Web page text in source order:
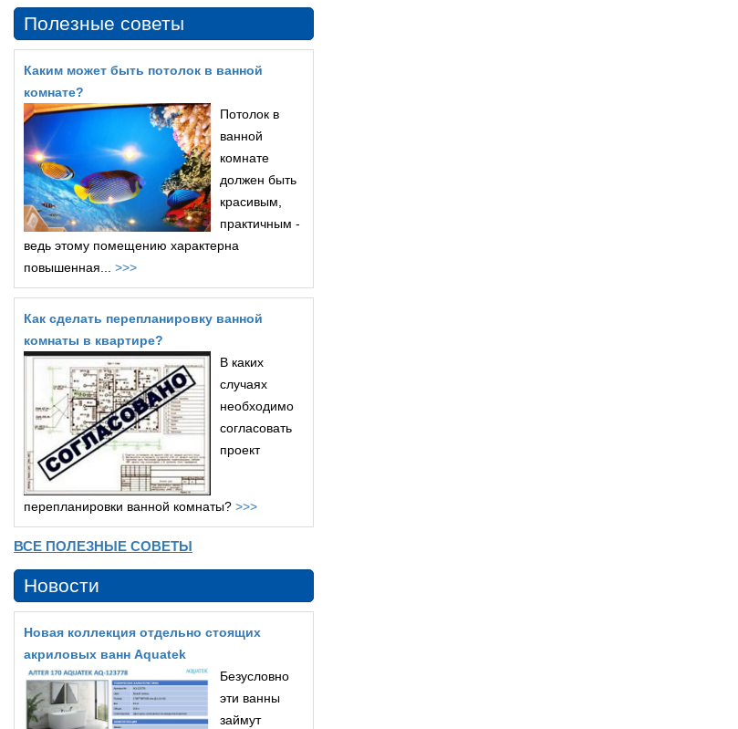
Полезные советы
Каким может быть потолок в ванной
комнате?
Потолок в
ванной
комнате
должен быть
красивым,
практичным -
ведь этому помещению характерна
повышенная... >>>
Как сделать перепланировку ванной
комнаты в квартире?
В каких
случаях
необходимо
согласовать
проект
перепланировки ванной комнаты? >>>
ВСЕ ПОЛЕЗНЫЕ СОВЕТЫ
Новости
Новая коллекция отдельно стоящих
акриловых ванн Aquatek
Безусловно
эти ванны
займут